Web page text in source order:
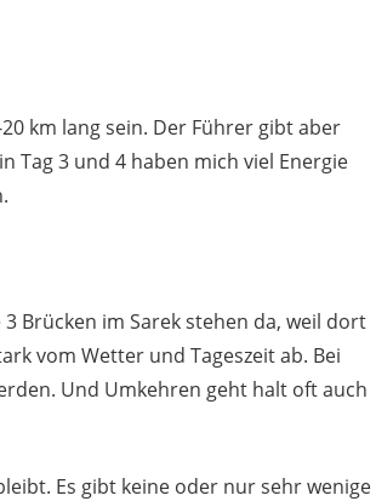
km lang sein. Der Führer gibt aber
Tag 3 und 4 haben mich viel Energie
Brücken im Sarek stehen da, weil dort
vom Wetter und Tageszeit ab. Bei
Und Umkehren geht halt oft auch
Es gibt keine oder nur sehr wenige